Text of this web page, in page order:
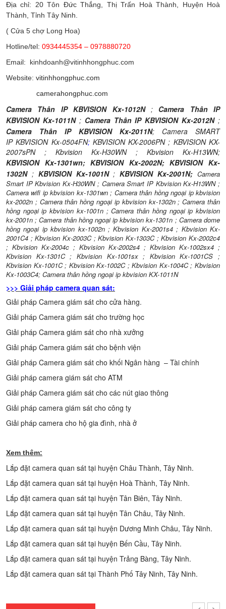
Địa chỉ: 20 Tôn Đức Thắng, Thị Trấn Hoà Thành, Huyện Hoà
Thành, Tỉnh Tây Ninh.
( Cửa 5 chợ Long Hoa)
Hotline/tel: 0934445354 – 0978880720
Email: kinhdoanh@vitinhhongphuc.com
Website: vitinhhongphuc.com
camerahongphuc.com
Camera Thân IP KBVISION Kx-1012N; Camera Thân IP
KBVISION Kx-1011N; Camera Thân IP KBVISION Kx-2012N;
Camera Thân IP KBVISION Kx-2011N; Camera SMART
IP KBVISION Kx-0504FN; KBVISION KX-2006PN; KBVISION KX-
2007sPN; Kbvision Kx-H30WN; Kbvision Kx-H13WN;
KBVISION Kx-1301wn;KBVISION Kx-2002N;KBVISION Kx-
1302N; KBVISION Kx-1001N;KBVISION Kx-2001N;Camera
Smart IP Kbvision Kx-H30WN; Camera Smart IP Kbvision Kx-H13WN;
Camera wifi ip kbvision kx-1301wn; Camera thân hồng ngoại ip kbvision
kx-2002n ; Camera thân hồng ngoại ip kbvision kx-1302n;Camera thân
hồng ngoại ip kbvision kx-1001n;Camera thân hồng ngoại ip kbvision
kx-2001n ;Camera thân hồng ngoại ip kbvision kx-1301n ; Camera dome
hồng ngoại ip kbvision kx-1002n;Kbvision Kx-2001s4; Kbvision Kx-
2001C4 ;Kbvision Kx-2003C;Kbvision Kx-1303C;Kbvision Kx-2002c4
; Kbvision Kx-2004c ; Kbvision Kx-2002s4 ; Kbvision Kx-1002sx4 ;
Kbvision Kx-1301C; Kbvision Kx-1001sx; Kbvision Kx-1001CS ;
Kbvision Kx-1001C; Kbvision Kx-1002C;Kbvision Kx-1004C;Kbvision
Kx-1003C4; Camera thân hồng ngoại ip kbvision KX-1011N
>>> Giải pháp camera quan sát:
Giải pháp Camera giám sát cho cửa hàng.
Giải pháp Camera giám sát cho trường học
Giải pháp Camera giám sát cho nhà xưởng
Giải pháp Camera giám sát cho bệnh viện
Giải pháp Camera giám sát cho khối Ngân hàng – Tài chính
Giải pháp camera giám sát cho ATM
Giải pháp Camera giám sát cho các nút giao thông
Giải pháp camera giám sát cho công ty
Giải pháp camera cho hộ gia đình, nhà ở
Xem thêm:
Lắp đặt camera quan sát tại huyện Châu Thành, Tây Ninh.
Lắp đặt camera quan sát tại huyện Hoà Thành, Tây Ninh.
Lắp đặt camera quan sát tại huyện Tân Biên, Tây Ninh.
Lắp đặt camera quan sát tại huyện Tân Châu, Tây Ninh.
Lắp đặt camera quan sát tại huyện Dương Minh Châu, Tây Ninh.
Lắp đặt camera quan sát tại huyện Bến Cầu, Tây Ninh.
Lắp đặt camera quan sát tại huyện Trảng Bàng, Tây Ninh.
Lắp đặt camera quan sát tại Thành Phố Tây Ninh, Tây Ninh.